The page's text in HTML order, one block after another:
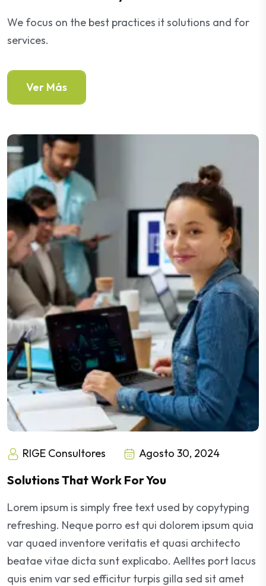
We focus on the best practices it solutions and for
services.
Ver Más
RIGE Consultores Agosto 30, 2024
Solutions That Work For You
Lorem ipsum is simply free text used by copytyping
refreshing. Neque porro est qui dolorem ipsum quia
var quaed inventore veritatis et quasi architecto
beatae vitae dicta sunt explicabo. Aelltes port lacus
quis enim var sed efficitur turpis gilla sed sit amet